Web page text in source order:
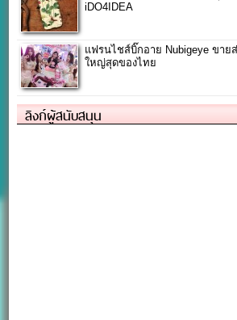
iDO4IDEA
แฟรนไชส์บิ๊กอาย Nubigeye ขาย
ใหญ่สุดของไทย
ลิงก์ผู้สนับสนุน